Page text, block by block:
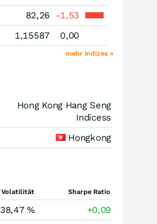
82,26
-1,53
1,15587 0,00
mehr Indizes »
Hong Kong Hang Seng
Indicess
Hongkong
Volatilität Sharpe Ratio
38,47 %
+0,09